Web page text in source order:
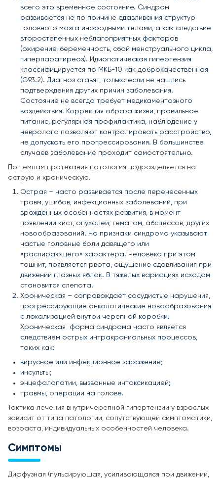
всего это временное состояние. Синдром
развивается не по причине сдавливания структур
головного мозга инородными телами, а как следствие
второстепенных неблагоприятных факторов
(ожирение, беременность, сбой менструального цикла,
гиперпаратиреоз). Идиопатическая гипертензия
классифицируется по МКБ-10 как доброкачественная
(G93.2). Диагноз ставят, только если не нашлись
подтверждения других причин заболевания.
Состояние не всегда требует медикаментозного
воздействия. Коррекция образа жизни, правильное
питание, регулярная профилактика, наблюдение у
невролога позволяют контролировать расстройство,
не допускать его прогрессирования. В большинстве
случаев заболевание проходит самостоятельно.
По темпам протекания патология подразделяется на
острую и хроническую.
Острая – часто развивается после перенесенных
травм, ушибов, инфекционных заболеваний, при
врожденных особенностях развития, в момент
появлении кист, опухолей, гематом, абсцессов, других
новообразований. На признаки синдрома указывают
частые головные боли давящего или
«распирающего» характера. Человека при этом
тошнит, появляется рвота, ощущение сдавливания при
движении глазных яблок. В тяжелых вариациях исходом
становится слепота.
Хроническая – сопровождает сосудистые нарушения,
прогрессирующие онкологические новообразования
с локализацией внутри черепной коробки.
Хроническая форма синдрома часто является
следствием острых интракраниальных процессов,
таких как:
вирусное или инфекционное заражение;
инсульты;
энцефалопатии, вызванные интоксикацией;
травмы, операции на голове.
Тактика лечения внутричерепной гипертензии у взрослых
зависит от типа патологии, сопутствующей симптоматики,
возраста, индивидуальных особенностей человека.
Симптомы
Диффузная (пульсирующая, усиливающаяся при движении,